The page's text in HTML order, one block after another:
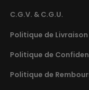
C.G.V. & C.G.U.
Politique de Livraison
Politique de
Politique de